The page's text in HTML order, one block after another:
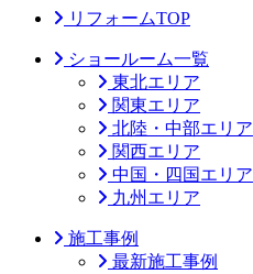
リフォームTOP
ショールーム一覧
東北エリア
関東エリア
北陸・中部エリア
関西エリア
中国・四国エリア
九州エリア
施工事例
最新施工事例